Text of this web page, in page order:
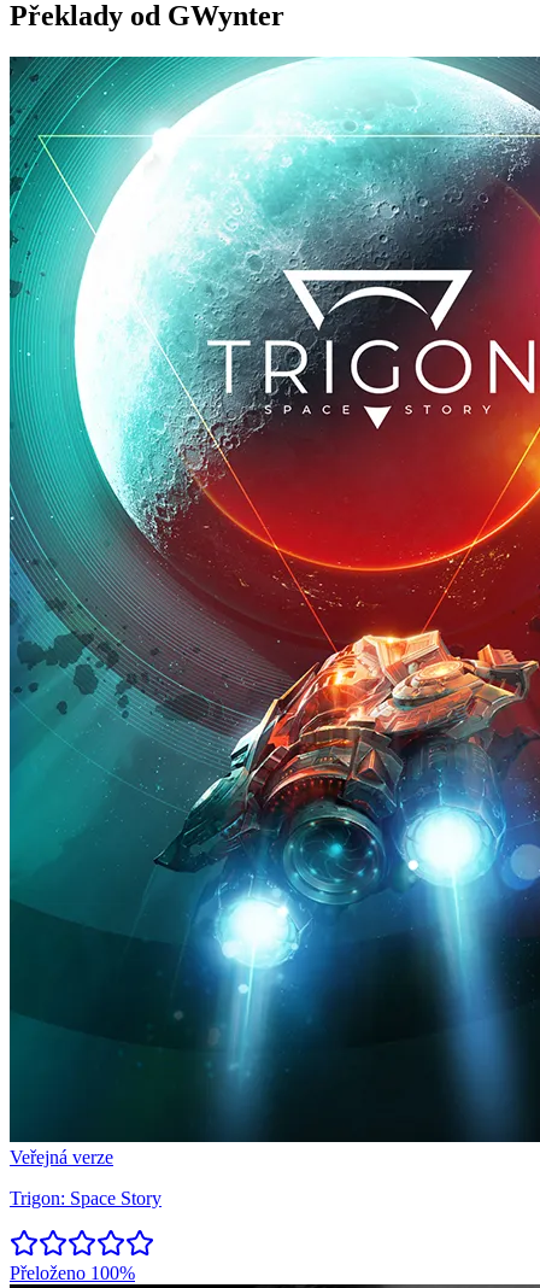
Překlady od GWynter
Veřejná verze
Trigon: Space Story
Přeloženo 100%